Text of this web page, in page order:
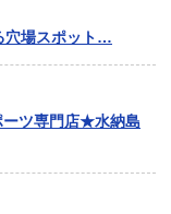
穴場スポット…
ーツ専門店★水納島